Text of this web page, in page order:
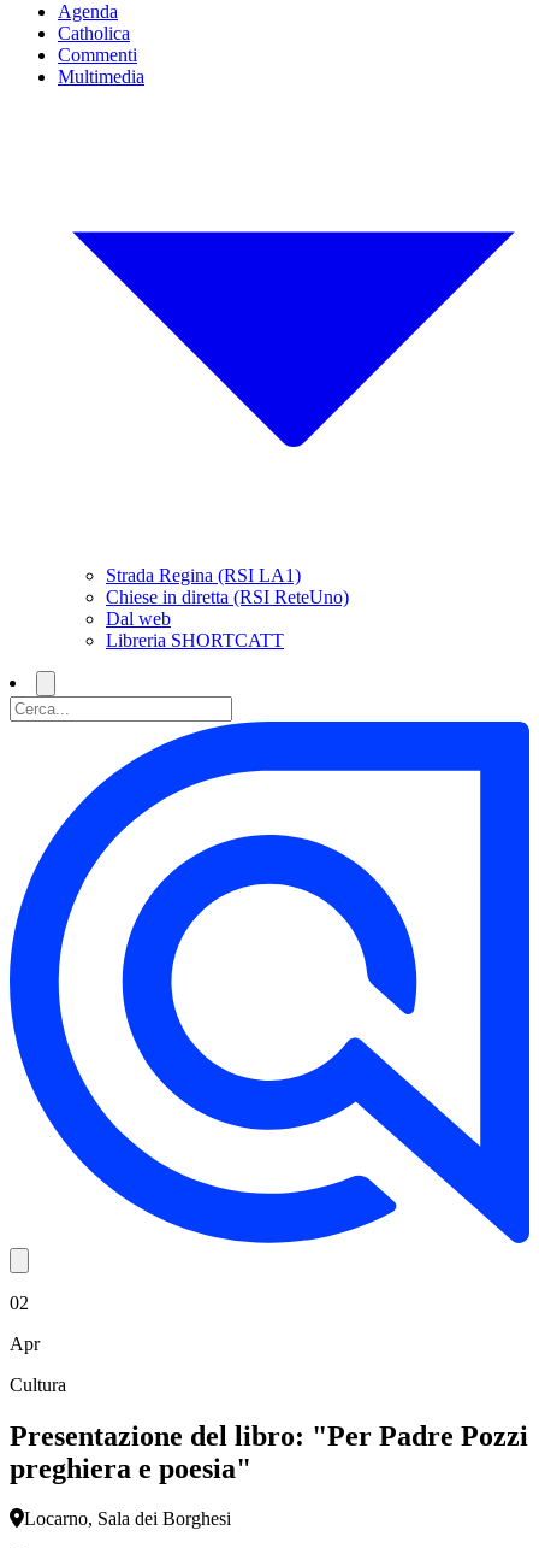
Agenda
Catholica
Commenti
Multimedia
Strada Regina (RSI LA1)
Chiese in diretta (RSI ReteUno)
Dal web
Libreria SHORTCATT
02
Apr
Cultura
Presentazione del libro: "Per Padre Pozzi
preghiera e poesia"
Locarno, Sala dei Borghesi